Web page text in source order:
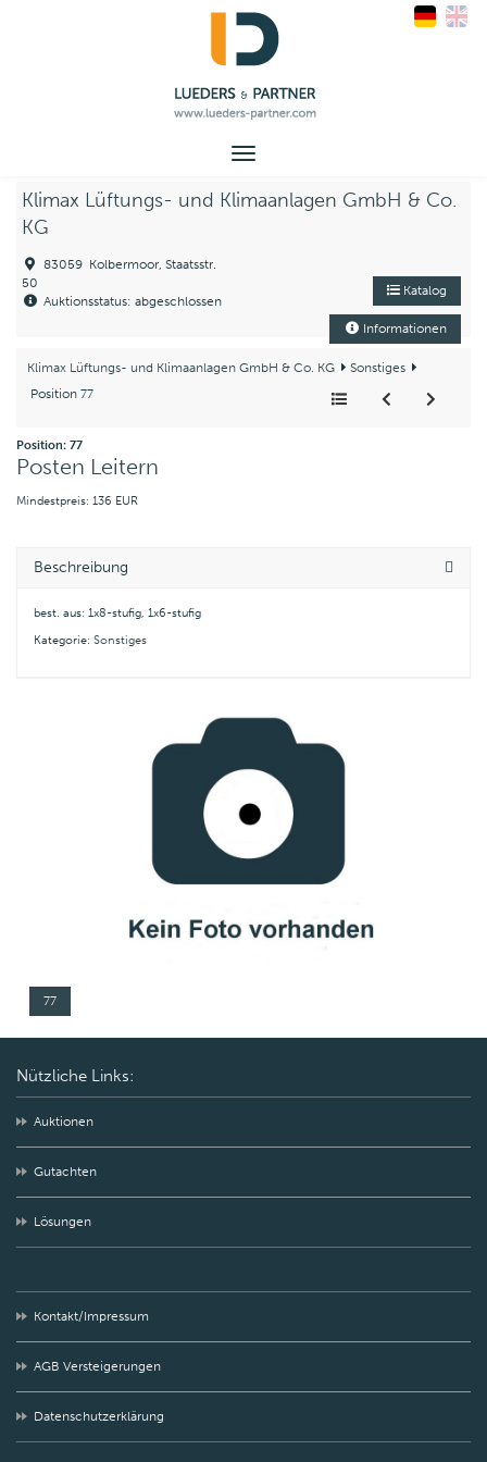
Toggle
Klimax Lüftungs- und Klimaanlagen GmbH & Co.
KG
83059 Kolbermoor, Staatsstr.
50
Auktionsstatus: abgeschlossen
Katalog
Informationen
Klimax Lüftungs- und Klimaanlagen GmbH & Co. KG
Sonstiges
Position 77
Position: 77
Posten Leitern
Mindestpreis: 136 EUR
Beschreibung
best. aus: 1x8-stufig, 1x6-stufig
Kategorie: Sonstiges
77
Nützliche Links:
Auktionen
Gutachten
Lösungen
Kontakt/Impressum
AGB Versteigerungen
Datenschutzerklärung